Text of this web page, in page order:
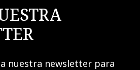
nuestra newsletter para